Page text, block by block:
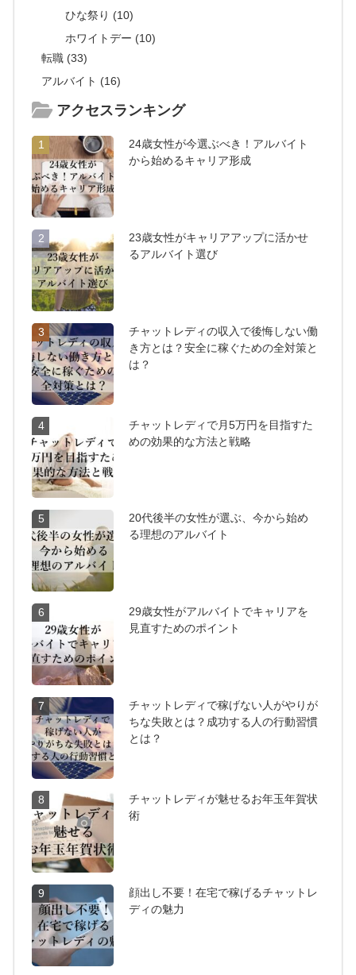
ひな祭り (10)
ホワイトデー (10)
転職 (33)
アルバイト (16)
アクセスランキング
1
24歳女性が今選ぶべき！アルバイト
から始めるキャリア形成
2
23歳女性がキャリアアップに活かせ
るアルバイト選び
3
チャットレディの収入で後悔しない働
き方とは？安全に稼ぐための全対策と
は？
4
チャットレディで月5万円を目指すた
めの効果的な方法と戦略
5
20代後半の女性が選ぶ、今から始め
る理想のアルバイト
6
29歳女性がアルバイトでキャリアを
見直すためのポイント
7
チャットレディで稼げない人がやりが
ちな失敗とは？成功する人の行動習慣
とは？
8
チャットレディが魅せるお年玉年賀状
術
9
顔出し不要！在宅で稼げるチャットレ
ディの魅力